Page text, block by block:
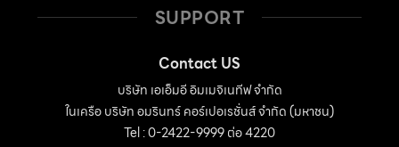
SUPPORT
Contact US
บริษัท เอเอ็มอี อิมเมจิเนทีฟ จำกัด
ในเครือ บริษัท อมรินทร์ คอร์เปอเรชั่นส์ จำกัด (มหาชน)
Tel : 0-2422-9999 ต่อ 4220